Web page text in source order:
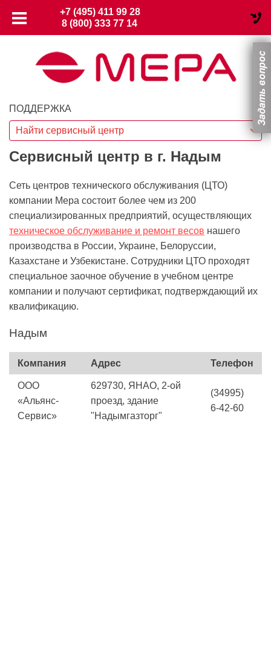
+7 (495) 411 99 28
8 (800) 333 77 14
ПОДДЕРЖКА
Найти сервисный центр
Сервисный центр в г. Надым
Сеть центров технического обслуживания (ЦТО)
компании Мера состоит более чем из 200
специализированных предприятий, осуществляющих
техническое обслуживание и ремонт весов нашего
производства в России, Украине, Белоруссии,
Казахстане и Узбекистане. Сотрудники ЦТО проходят
специальное заочное обучение в учебном центре
компании и получают сертификат, подтверждающий их
квалификацию.
Надым
Компания Адрес Телефон
ООО
«Альянс-
Сервис»
629730, ЯНАО, 2-ой
проезд, здание
"Надымгазторг"
(34995)
6-42-60